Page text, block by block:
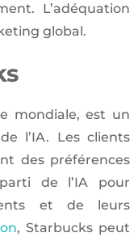
L’adéquation
global.
mondiale, est un
l’IA. Les clients
des préférences
de l’IA pour
et de leurs
, Starbucks peut